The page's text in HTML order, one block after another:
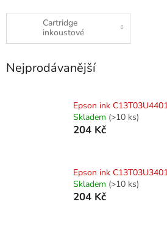
Cartridge
inkoustové
Nejprodávanější
Epson ink
Skladem (>10 ks)
204 Kč
Epson ink
Skladem (>10 ks)
204 Kč